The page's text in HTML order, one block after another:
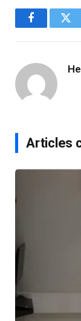
Facebook
Articles